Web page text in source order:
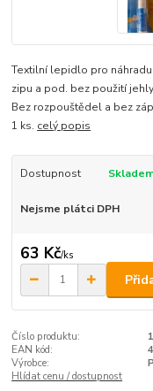
Textilní lepidlo pro náhradu
zipu a pod. bez použití
Bez rozpouštědel a bez
1 ks. celý popis
Dostupnost
Nejsme plátci DPH
63 Kč/ks
Číslo produktu:
EAN kód:
Výrobce:
Hlídat cenu / dostupnost